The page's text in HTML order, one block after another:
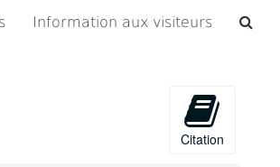
Information aux visiteurs
Citation